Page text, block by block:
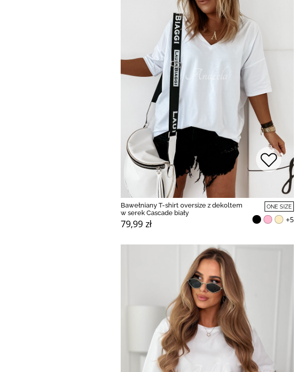
Bawełniany T-shirt oversize z dekoltem
w serek Cascade biały
79,99 zł
ONE SIZE
+5